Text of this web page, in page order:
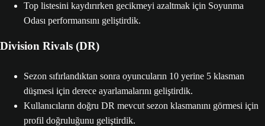
Top listesini kaydırırken gecikmeyi azaltmak için Soyunma
Odası performansını geliştirdik.
Division Rivals (DR)
Sezon sıfırlandıktan sonra oyuncuların 10 yerine 5 klasman
düşmesi için derece ayarlamalarını geliştirdik.
Kullanıcıların doğru DR mevcut sezon klasmanını görmesi için
profil doğruluğunu geliştirdik.